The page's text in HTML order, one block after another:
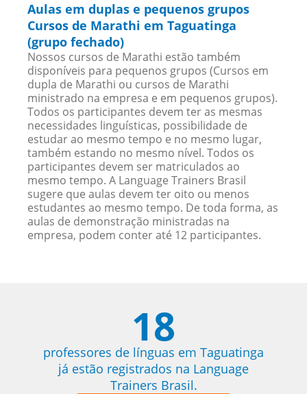
Aulas em duplas e pequenos grupos
Cursos de Marathi em Taguatinga
(grupo fechado)
Nossos cursos de Marathi estão também
disponíveis para pequenos grupos (Cursos em
dupla de Marathi ou cursos de Marathi
ministrado na empresa e em pequenos grupos).
Todos os participantes devem ter as mesmas
necessidades linguísticas, possibilidade de
estudar ao mesmo tempo e no mesmo lugar,
também estando no mesmo nível. Todos os
participantes devem ser matriculados ao
mesmo tempo. A Language Trainers Brasil
sugere que aulas devem ter oito ou menos
estudantes ao mesmo tempo. De toda forma, as
aulas de demonstração ministradas na
empresa, podem conter até 12 participantes.
18
professores de línguas em Taguatinga
já estão registrados na Language
Trainers Brasil.